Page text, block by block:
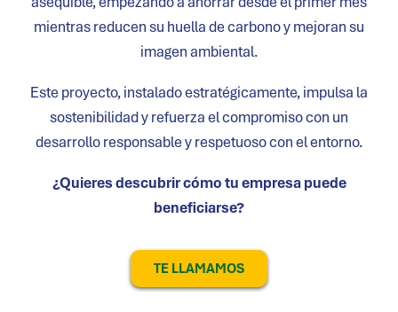
mientras reducen su huella de carbono y mejoran su
imagen ambiental.
Este proyecto, instalado estratégicamente, impulsa la
sostenibilidad y refuerza el compromiso con un
desarrollo responsable y respetuoso con el entorno.
¿Quieres descubrir cómo tu empresa puede
beneficiarse?
TE LLAMAMOS